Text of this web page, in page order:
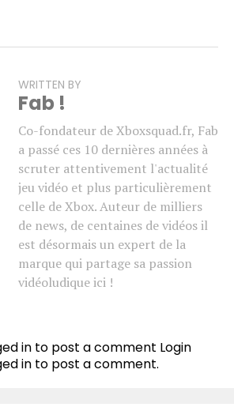
WRITTEN BY
Fab !
Co-fondateur de Xboxsquad.fr, Fab
a passé ces 10 dernières années à
scruter attentivement l'actualité
jeu vidéo et plus particulièrement
celle de Xbox. Auteur de milliers
de news, de centaines de vidéos il
est désormais un expert de la
marque qui partage sa passion
vidéoludique ici !
in to post a comment Login
in to post a comment.